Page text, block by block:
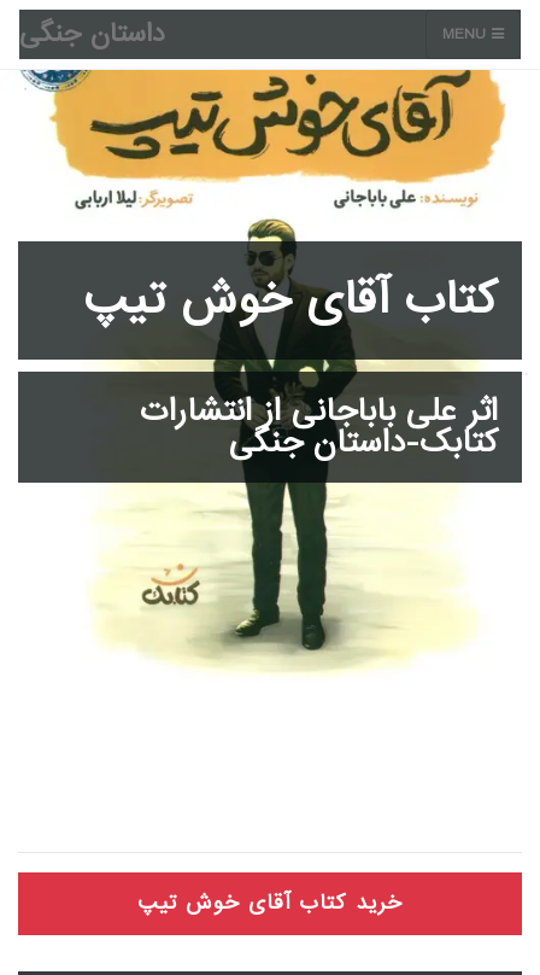
داستان جنگی MENU
کتاب آقای خوش تیپ
اثر علی باباجانی از انتشارات
کتابک-داستان جنگی
خرید کتاب آقای خوش تیپ